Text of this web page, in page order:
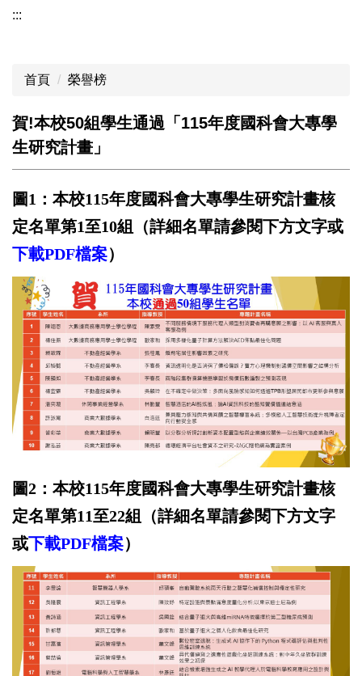
:::
首頁 榮譽榜
賀!本校50組學生通過「115年度國科會大專學
生研究計畫」
圖1 ：本校115年度國科會大專學生研究計畫核
定名單第1至10組（詳細名單請參閱下方文字或
下載PDF檔案）
圖2 ：本校115年度國科會大專學生研究計畫核
定名單第11至22組 （詳細名單請參閱下方文字
或下載PDF檔案）